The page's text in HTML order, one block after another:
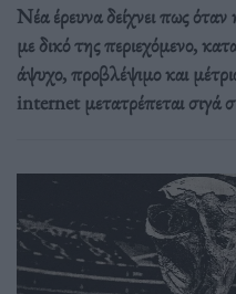
Νέα έρευνα δείχνει πως
με δικό της περιεχόμενο,
άψυχο, προβλέψιμο και
internet μετατρέπεται σιγά